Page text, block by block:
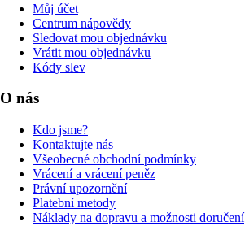
Můj účet
Centrum nápovědy
Sledovat mou objednávku
Vrátit mou objednávku
Kódy slev
O nás
Kdo jsme?
Kontaktujte nás
Všeobecné obchodní podmínky
Vrácení a vrácení peněz
Právní upozornění
Platební metody
Náklady na dopravu a možnosti doručení